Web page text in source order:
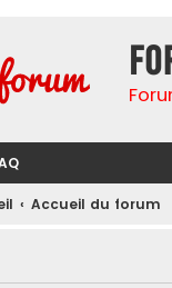
Accueil du forum